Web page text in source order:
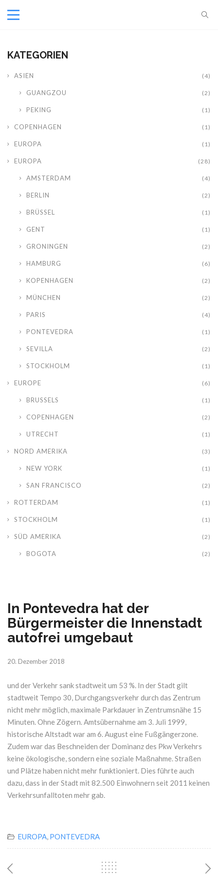
KATEGORIEN
ASIEN (4)
GUANGZOU (2)
PEKING (1)
COPENHAGEN (1)
EUROPA (1)
EUROPA (28)
AMSTERDAM (4)
BERLIN (2)
BRÜSSEL (1)
GENT (1)
GRONINGEN (2)
HAMBURG (6)
KOPENHAGEN (2)
MÜNCHEN (2)
PARIS (4)
PONTEVEDRA (1)
SEVILLA (2)
STOCKHOLM (1)
EUROPE (6)
BRUSSELS (1)
COPENHAGEN (2)
UTRECHT (1)
NORD AMERIKA (3)
NEW YORK (1)
SAN FRANCISCO (2)
ROTTERDAM (1)
STOCKHOLM (1)
SÜD AMERIKA (2)
BOGOTA (2)
In Pontevedra hat der
Bürgermeister die Innenstadt
autofrei umgebaut
20. Dezember 2018
und der Verkehr sank stadtweit um 53 %. In der Stadt gilt
stadtweit Tempo 30, Durchgangsverkehr durch das Zentrum
nicht mehr möglich, maximale Parkdauer in Zentrumsnähe 15
Minuten. Ohne Zögern. Amtsübernahme am 3. Juli 1999,
historische Altstadt war am 6. August eine Fußgängerzone.
Zudem war das Beschneiden der Dominanz des Pkw Verkehrs
keine ökologische, sondern eine soziale Maßnahme. Straßen
und Plätze haben nicht mehr funktioniert. Dies führte auch
dazu, dass in der Stadt mit 82.500 Einwohnern seit 2011 keinen
Verkehrsunfalltoten mehr gab.
EUROPA, PONTEVEDRA